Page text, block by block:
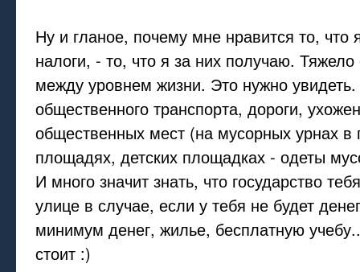
Ну и гланое, почему мне нравится то, что
налоги, - то, что я за них получаю. Тяжело
между уровнем жизни. Это нужно
общественного транспорта, дороги,
общественных мест (на мусорных урнах в
площадях, детских площадках - одеты
И много значит знать, что государство
улице в случае, если у тебя не будет
минимум денег, жилье, бесплатную
стоит :)